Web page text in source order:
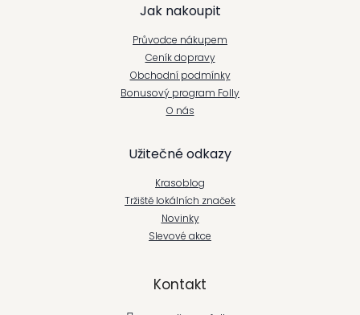
Jak nakoupit
Průvodce nákupem
Ceník dopravy
Obchodní podmínky
Bonusový program Folly
O nás
Užitečné odkazy
Krasoblog
Tržiště lokálních značek
Novinky
Slevové akce
Kontakt